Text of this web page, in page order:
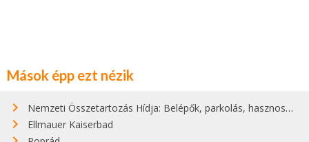
Mások épp ezt nézik
Nemzeti Összetartozás Hídja: Belépők, parkolás, hasznos infók
Ellmauer Kaiserbad